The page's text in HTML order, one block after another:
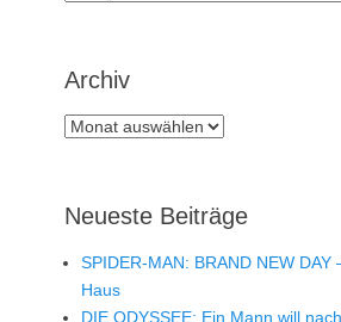
Archiv
Archiv
Neueste Beiträge
SPIDER-MAN: BRAND NEW DAY
Haus
DIE ODYSSEE: Ein Mann will